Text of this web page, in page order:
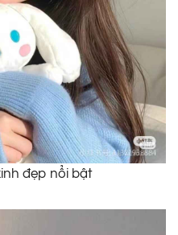
đẹp nổi bật